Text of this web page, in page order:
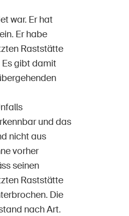
war. Er hat
Er habe
Raststätte
gibt damit
und das
nicht aus
vorher
seinen
Raststätte
Die
nach Art.